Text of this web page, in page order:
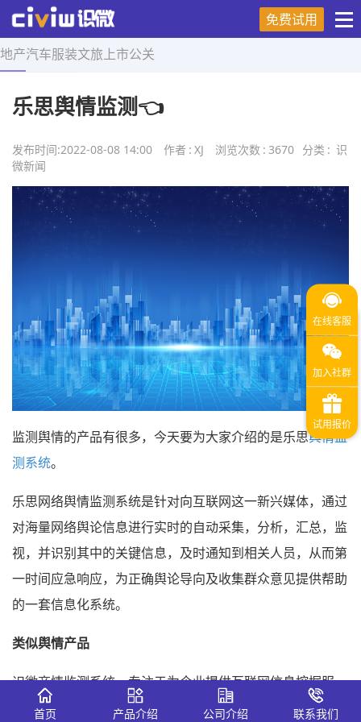
免费试用
地产汽车服装文旅 上市公关
首页 > 舆情研究 > 正文
乐思舆情监测👈
发布时间:2022-08-08 14:00 作者 : XJ 浏览次数 : 3670 分类 : 识
微新闻
监测舆情的产品有很多，今天要为大家介绍的是乐思舆情监
测系统。
乐思网络舆情监测系统是针对向互联网这一新兴媒体，通过
对海量网络舆论信息进行实时的自动采集，分析，汇总，监
视，并识别其中的关键信息，及时通知到相关人员，从而第
一时间应急响应，为正确舆论导向及收集群众意见提供帮助
的一套信息化系统。
类似舆情产品
识微商情监测系统，专注于为企业提供互联网信息挖掘服
务，可提供7*24小时不间断地全网舆情监测与分析告警服
首页 产品介绍 公司介绍 联系我们